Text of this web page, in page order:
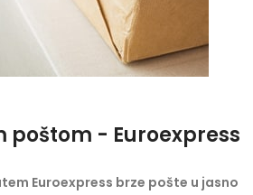
poštom - Euroexpress
Euroexpress brze pošte u jasno